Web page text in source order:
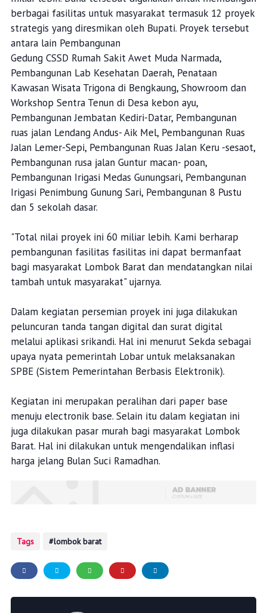
berbagai fasilitas untuk masyarakat termasuk 12 proyek
strategis yang diresmikan oleh Bupati. Proyek tersebut
antara lain Pembangunan
Gedung CSSD Rumah Sakit Awet Muda Narmada,
Pembangunan Lab Kesehatan Daerah, Penataan
Kawasan Wisata Trigona di Bengkaung, Showroom dan
Workshop Sentra Tenun di Desa kebon ayu,
Pembangunan Jembatan Kediri-Datar, Pembangunan
ruas jalan Lendang Andus- Aik Mel, Pembangunan Ruas
Jalan Lemer-Sepi, Pembangunan Ruas Jalan Keru -sesaot,
Pembangunan rusa jalan Guntur macan- poan,
Pembangunan Irigasi Medas Gunungsari, Pembangunan
Irigasi Penimbung Gunung Sari, Pembangunan 8 Pustu
dan 5 sekolah dasar.
"Total nilai proyek ini 60 miliar lebih. Kami berharap
pembangunan fasilitas fasilitas ini dapat bermanfaat
bagi masyarakat Lombok Barat dan mendatangkan nilai
tambah untuk masyarakat" ujarnya.
Dalam kegiatan persemian proyek ini juga dilakukan
peluncuran tanda tangan digital dan surat digital
melalui aplikasi srikandi. Hal ini menurut Sekda sebagai
upaya nyata pemerintah Lobar untuk melaksanakan
SPBE (Sistem Pemerintahan Berbasis Elektronik).
Kegiatan ini merupakan peralihan dari paper base
menuju electronik base. Selain itu dalam kegiatan ini
juga dilakukan pasar murah bagi masyarakat Lombok
Barat. Hal ini dilakukan untuk mengendalikan inflasi
harga jelang Bulan Suci Ramadhan.
Tags lombok barat